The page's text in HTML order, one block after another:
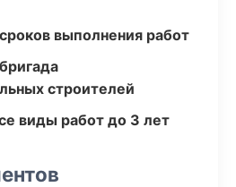
выполнения работ
строителей
виды работ до 3 лет